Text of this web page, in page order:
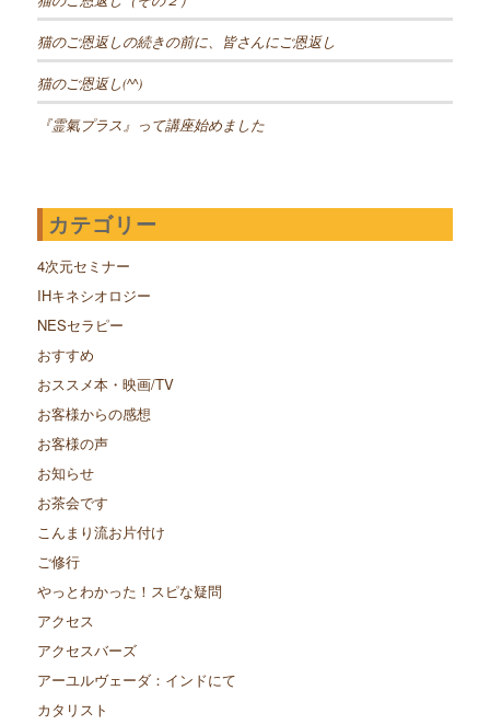
猫のご恩返しの続きの前に、皆さんにご恩返し
猫のご恩返し(^^)
『霊氣プラス』って講座始めました
カテゴリー
4次元セミナー
IHキネシオロジー
NESセラピー
おすすめ
おススメ本・映画/TV
お客様からの感想
お客様の声
お知らせ
お茶会です
こんまり流お片付け
ご修行
やっとわかった！スピな疑問
アクセス
アクセスバーズ
アーユルヴェーダ：インドにて
カタリスト